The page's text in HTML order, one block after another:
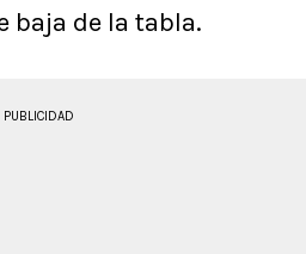
baja de la tabla.
PUBLICIDAD